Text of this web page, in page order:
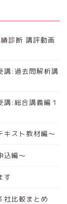
診断 講評動画
講:過去問解析講
:総合講義編１
キスト教材編～
込編～
す
社比較まとめ